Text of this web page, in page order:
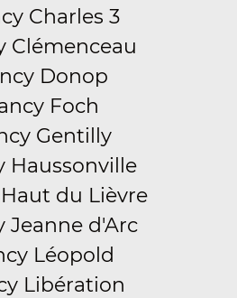
Charles 3
Clémenceau
Donop
Foch
Gentilly
Haussonville
du Lièvre
Jeanne d'Arc
Léopold
Libération